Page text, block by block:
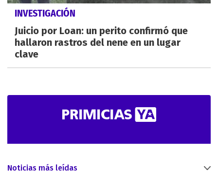
INVESTIGACIÓN
Juicio por Loan: un perito confirmó que
hallaron rastros del nene en un lugar
clave
Noticias más leídas